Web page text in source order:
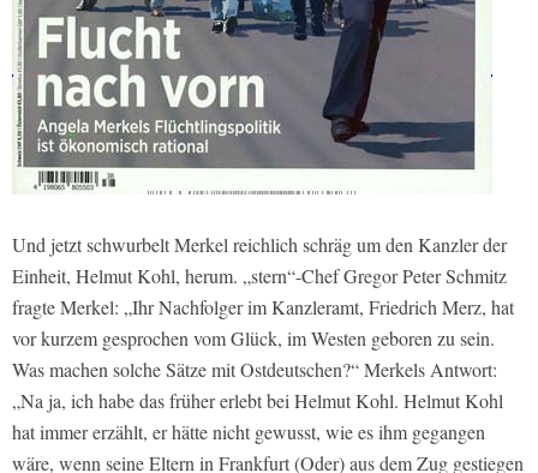
Und jetzt schwurbelt Merkel reichlich schräg um den Kanzler der
Einheit, Helmut Kohl, herum. „stern“-Chef Gregor Peter Schmitz
fragte Merkel: „Ihr Nachfolger im Kanzleramt, Friedrich Merz, hat
vor kurzem gesprochen vom Glück, im Westen geboren zu sein.
Was machen solche Sätze mit Ostdeutschen?“ Merkels Antwort:
„Na ja, ich habe das früher erlebt bei Helmut Kohl. Helmut Kohl
hat immer erzählt, er hätte nicht gewusst, wie es ihm gegangen
wäre, wenn seine Eltern in Frankfurt (Oder) aus dem Zug gestiegen